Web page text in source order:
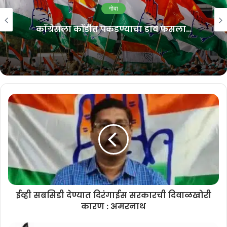
काँग्रेसने त्यांच्या निवेदनात म्हटले आहे साबाखाचे अभियंते आणि अधिकारी यांनी
रस्त्यांची कामे केलेल्या ठिकाणी सतत उपस्थित राहून कामाचा दर्जा तपासावा अशी
मागणी केली आहे.
Related Articles
लोर्ना यांचा गोमंत विभूषण आणि पद्म
पुरस्काराने सन्मान करा : प्रभव नायक
August 9, 2026
‘मडगावचो आवाज’ पोहोचला मोर्थ आणि
साबाखापर्यंत…
August 9, 2026
गोवा
काँग्रेसला कोंडीत पकडण्याचा डाव फसला…
ईव्ही सबसिडी देण्यात दिरंगाईस सरकारची दिवाळखोरी
कारण : अमरनाथ